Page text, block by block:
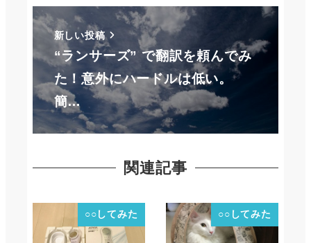
新しい投稿
“ランサーズ” で翻訳を頼んでみ
た！意外にハードルは低い。
簡…
関連記事
○○してみた ○○してみた